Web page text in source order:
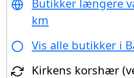
km
Vis alle butikker i
Kirkens korshær